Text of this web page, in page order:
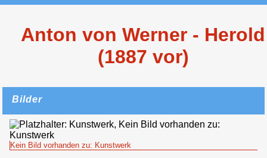
Anton von Werner - Herold
(1887 vor)
Bilder
Kein Bild vorhanden zu: Kunstwerk